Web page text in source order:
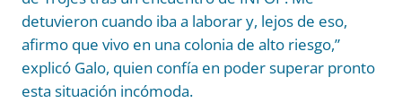
detuvieron cuando iba a laborar y, lejos de eso,
afirmo que vivo en una colonia de alto riesgo,”
explicó Galo, quien confía en poder superar pronto
esta situación incómoda.